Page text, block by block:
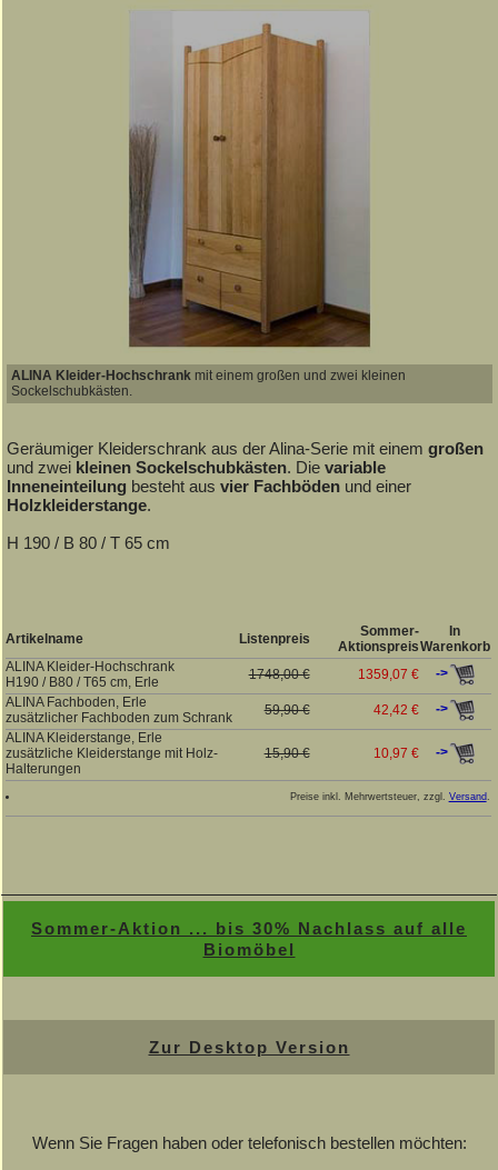
ALINA Kleider-Hochschrankmit einem großen und zwei kleinen
Sockelschubkästen.
Geräumiger Kleiderschrank aus der Alina-Serie mit einem großen
und zwei kleinen Sockelschubkästen. Dievariable
Inneneinteilung besteht aus vier Fachbödenund einer
Holzkleiderstange.
H 190 / B 80 / T 65 cm
Artikelname Listenpreis
Sommer-
Aktionspreis
In
Warenkorb
ALINA Kleider-Hochschrank
H190 / B80 / T65 cm, Erle
1748,00 € 1359,07 €
->
ALINA Fachboden, Erle
zusätzlicher Fachboden zum Schrank
59,90 € 42,42 €
->
ALINA Kleiderstange, Erle
zusätzliche Kleiderstange mit Holz-
Halterungen
15,90 € 10,97 € ->
Preise inkl. Mehrwertsteuer, zzgl. Versand
Sommer-Aktion ... bis 30% Nachlass auf alle
Biomöbel
Zur Desktop Version
Wenn Sie Fragen haben oder telefonisch bestellen möchten: